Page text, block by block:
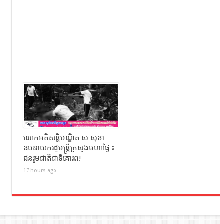
លោកអភិសន្តិបណ្ឌិត ស សុខា
ឧបនាយករដ្ឋមន្រ្តីក្រសួងមហាផ្ទៃ ៖
ជនរួមជាតិជាទីគោរព!
17 hours ago